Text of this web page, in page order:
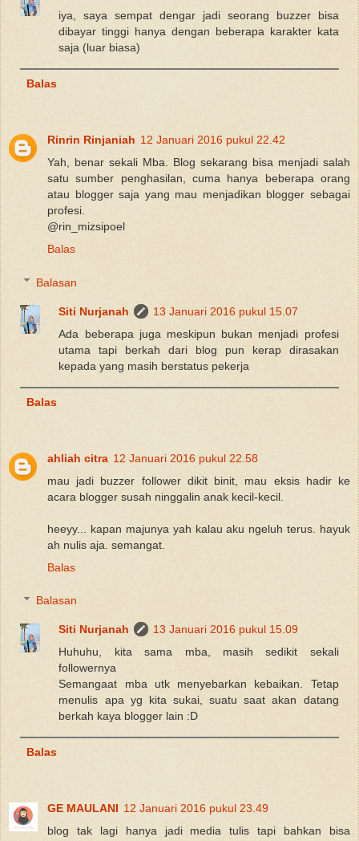
iya, saya sempat dengar jadi seorang buzzer bisa
dibayar tinggi hanya dengan beberapa karakter kata
saja (luar biasa)
Balas
Rinrin Rinjaniah 12 Januari 2016 pukul 22.42
Yah, benar sekali Mba. Blog sekarang bisa menjadi salah
satu sumber penghasilan, cuma hanya beberapa orang
atau blogger saja yang mau menjadikan blogger sebagai
profesi.
@rin_mizsipoel
Balas
Balasan
Siti Nurjanah
13 Januari 2016 pukul 15.07
Ada beberapa juga meskipun bukan menjadi profesi
utama tapi berkah dari blog pun kerap dirasakan
kepada yang masih berstatus pekerja
Balas
ahliah citra 12 Januari 2016 pukul 22.58
mau jadi buzzer follower dikit binit, mau eksis hadir ke
acara blogger susah ninggalin anak kecil-kecil.
heeyy... kapan majunya yah kalau aku ngeluh terus. hayuk
ah nulis aja. semangat.
Balas
Balasan
Siti Nurjanah
13 Januari 2016 pukul 15.09
Huhuhu, kita sama mba, masih sedikit sekali
followernya
Semangaat mba utk menyebarkan kebaikan. Tetap
menulis apa yg kita sukai, suatu saat akan datang
berkah kaya blogger lain :D
Balas
GE MAULANI 12 Januari 2016 pukul 23.49
blog tak lagi hanya jadi media tulis tapi bahkan bisa